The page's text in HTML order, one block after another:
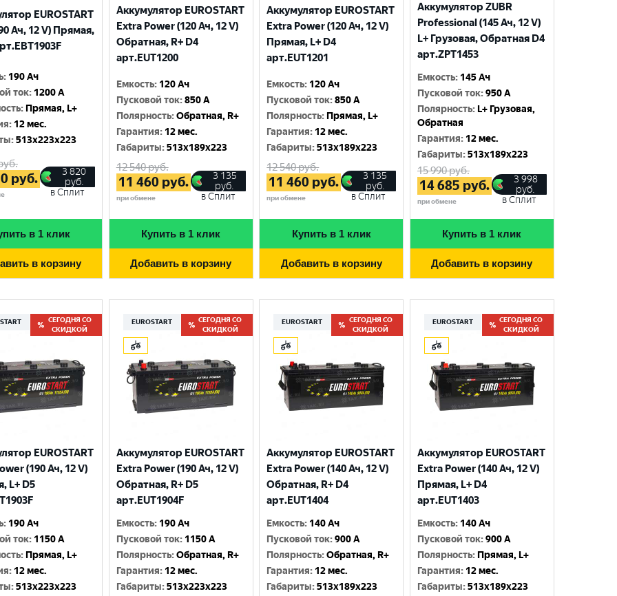
EUROSTART
Ач, 12 V) Прямая,
: 190 Ач
ток: 1200 A
: Прямая, L+
: 12 мес.
:513x223x223
руб.
3 820
руб.
в Сплит
в 1 клик
в корзину
Аккумулятор EUROSTART
Extra Power (120 Ач, 12 V)
Обратная, R+ D4
арт.EUT1200
Емкость: 120 Ач
Пусковой ток:850 A
Полярность:Обратная, R+
Гарантия: 12 мес.
Габариты:513x189x223
12 540руб.
11 460 руб.
при обмене
3 135
руб.
в Сплит
Купить в 1 клик
Добавить в корзину
Аккумулятор EUROSTART
Extra Power (120 Ач, 12 V)
Прямая, L+ D4
арт.EUT1201
Емкость: 120 Ач
Пусковой ток:850 A
Полярность: Прямая, L+
Гарантия: 12 мес.
Габариты:513x189x223
12 540руб.
11 460 руб.
при обмене
3 135
руб.
в Сплит
Купить в 1 клик
Добавить в корзину
Аккумулятор ZUBR
Professional (145 Ач, 12 V)
L+ Грузовая, Обратная D4
арт.ZPT1453
Емкость: 145 Ач
Пусковой ток:950 A
Полярность: L+ Грузовая,
Обратная
Гарантия: 12 мес.
Габариты:513x189x223
15 990руб.
14 685 руб.
при обмене
3 998
руб.
в Сплит
Купить в 1 клик
Добавить в корзину
СЕГОДНЯ СО
СКИДКОЙ
EUROSTART
(190 Ач, 12 V)
L+ D5
: 190 Ач
ток: 1150 A
: Прямая, L+
: 12 мес.
:513x223x223
EUROSTART
СЕГОДНЯ СО
СКИДКОЙ
Аккумулятор EUROSTART
Extra Power (190 Ач, 12 V)
Обратная, R+ D5
арт.EUT1904F
Емкость: 190 Ач
Пусковой ток: 1150 A
Полярность:Обратная, R+
Гарантия: 12 мес.
Габариты:513x223x223
EUROSTART
СЕГОДНЯ СО
СКИДКОЙ
Аккумулятор EUROSTART
Extra Power (140 Ач, 12 V)
Обратная, R+ D4
арт.EUT1404
Емкость: 140 Ач
Пусковой ток:900 A
Полярность:Обратная, R+
Гарантия: 12 мес.
Габариты:513x189x223
EUROSTART
СЕГОДНЯ СО
СКИДКОЙ
Аккумулятор EUROSTART
Extra Power (140 Ач, 12 V)
Прямая, L+ D4
арт.EUT1403
Емкость: 140 Ач
Пусковой ток:900 A
Полярность: Прямая, L+
Гарантия: 12 мес.
Габариты:513x189x223
Выберите ваш город
Гатчина
Москва
Смоленск